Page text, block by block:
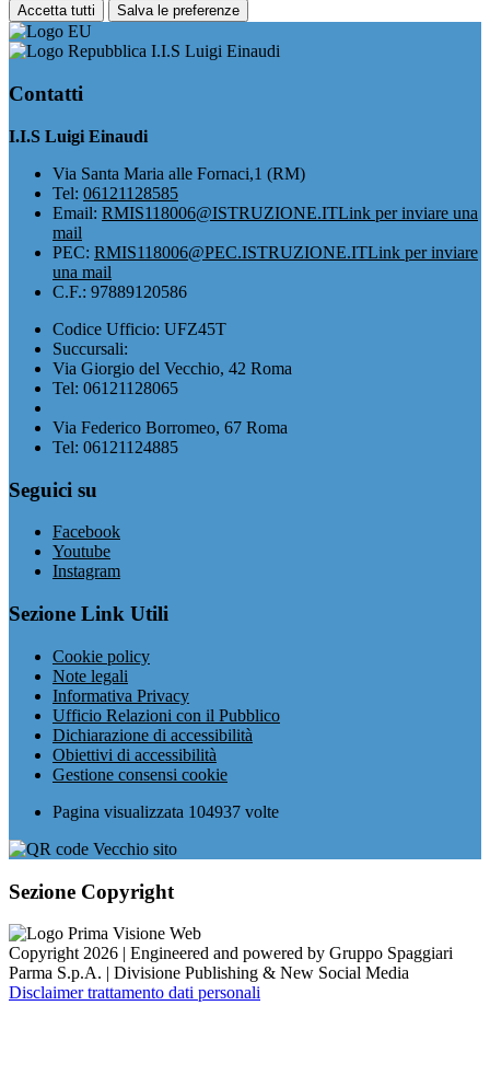
Accetta tutti Salva le preferenze
I.I.S Luigi Einaudi
Contatti
I.I.S Luigi Einaudi
Via Santa Maria alle Fornaci,1 (RM)
Tel: 06121128585
Email: RMIS118006@ISTRUZIONE.ITLink per inviare una
mail
PEC: RMIS118006@PEC.ISTRUZIONE.ITLink per inviare
una mail
C.F.: 97889120586
Codice Ufficio: UFZ45T
Succursali:
Via Giorgio del Vecchio, 42 Roma
Tel: 06121128065
Via Federico Borromeo, 67 Roma
Tel: 06121124885
Seguici su
Facebook
Youtube
Instagram
Sezione Link Utili
Cookie policy
Note legali
Informativa Privacy
Ufficio Relazioni con il Pubblico
Dichiarazione di accessibilità
Obiettivi di accessibilità
Gestione consensi cookie
Pagina visualizzata 104937 volte
Sezione Copyright
Copyright 2026 | Engineered and powered by Gruppo Spaggiari
Parma S.p.A. | Divisione Publishing & New Social Media
Disclaimer trattamento dati personali